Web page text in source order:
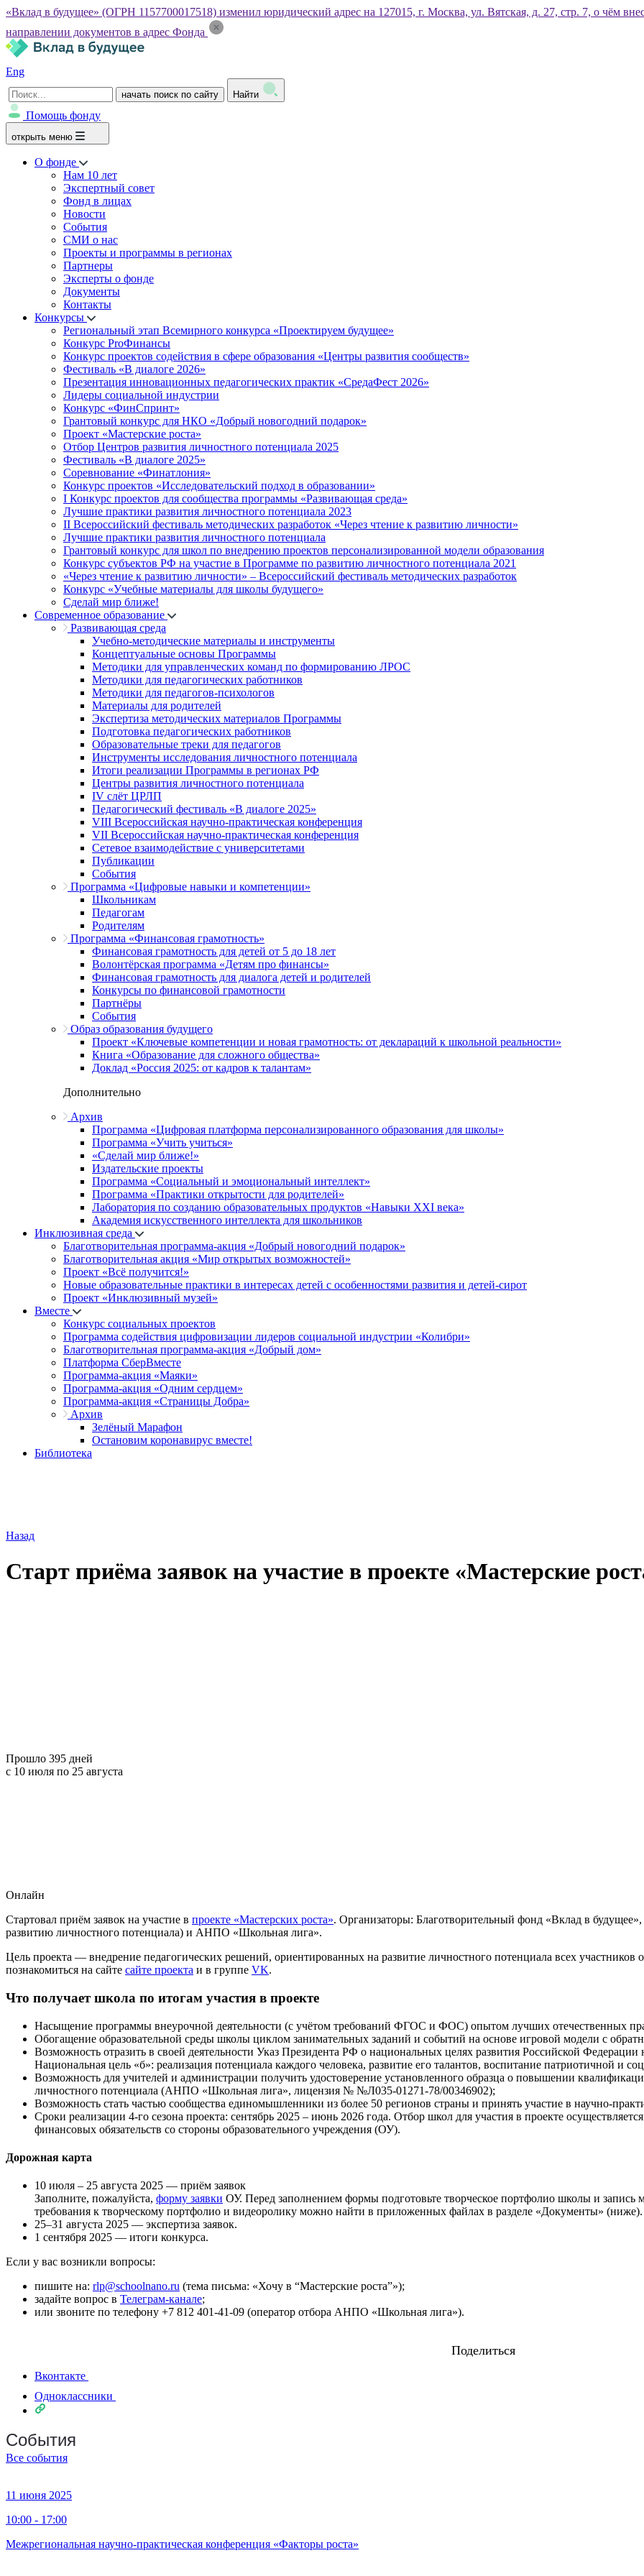
«Вклад в будущее» (ОГРН 1157700017518) изменил юридический адрес на 127015, г. Москва, ул. Вятская, д. 27, стр. 7, о чём
направлении документов в адрес Фонда
Eng
начать поиск по сайту Найти
Помощь фонду
открыть меню
О фонде
Нам 10 лет
Экспертный совет
Фонд в лицах
Новости
События
СМИ о нас
Проекты и программы в регионах
Партнеры
Эксперты о фонде
Документы
Контакты
Конкурсы
Региональный этап Всемирного конкурса «Проектируем будущее»
Конкурс ProФинансы
Конкурс проектов содействия в сфере образования «Центры развития сообществ»
Фестиваль «В диалоге 2026»
Презентация инновационных педагогических практик «СредаФест 2026»
Лидеры социальной индустрии
Конкурс «ФинСпринт»
Грантовый конкурс для НКО «Добрый новогодний подарок»
Проект «Мастерские роста»
Отбор Центров развития личностного потенциала 2025
Фестиваль «В диалоге 2025»
Соревнование «Финатлония»
Конкурс проектов «Исследовательский подход в образовании»
I Конкурс проектов для сообщества программы «Развивающая среда»
Лучшие практики развития личностного потенциала 2023
II Всероссийский фестиваль методических разработок «Через чтение к развитию личности»
Лучшие практики развития личностного потенциала
Грантовый конкурс для школ по внедрению проектов персонализированной модели образования
Конкурс субъектов РФ на участие в Программе по развитию личностного потенциала 2021
«Через чтение к развитию личности» – Всероссийский фестиваль методических разработок
Конкурс «Учебные материалы для школы будущего»
Сделай мир ближе!
Современное образование
Развивающая среда
Учебно-методические материалы и инструменты
Концептуальные основы Программы
Методики для управленческих команд по формированию ЛРОС
Методики для педагогических работников
Методики для педагогов-психологов
Материалы для родителей
Экспертиза методических материалов Программы
Подготовка педагогических работников
Образовательные треки для педагогов
Инструменты исследования личностного потенциала
Итоги реализации Программы в регионах РФ
Центры развития личностного потенциала
IV слёт ЦРЛП
Педагогический фестиваль «В диалоге 2025»
VIII Всероссийская научно-практическая конференция
VII Всероссийская научно-практическая конференция
Сетевое взаимодействие с университетами
Публикации
События
Программа «Цифровые навыки и компетенции»
Школьникам
Педагогам
Родителям
Программа «Финансовая грамотность»
Финансовая грамотность для детей от 5 до 18 лет
Волонтёрская программа «Детям про финансы»
Финансовая грамотность для диалога детей и родителей
Конкурсы по финансовой грамотности
Партнёры
События
Образ образования будущего
Проект «Ключевые компетенции и новая грамотность: от деклараций к школьной реальности»
Книга «Образование для сложного общества»
Доклад «Россия 2025: от кадров к талантам»
Дополнительно
Архив
Программа «Цифровая платформа персонализированного образования для школы»
Программа «Учить учиться»
«Сделай мир ближе!»
Издательские проекты
Программа «Социальный и эмоциональный интеллект»
Программа «Практики открытости для родителей»
Лаборатория по созданию образовательных продуктов «Навыки XXI века»
Академия искусственного интеллекта для школьников
Инклюзивная среда
Благотворительная программа-акция «Добрый новогодний подарок»
Благотворительная акция «Мир открытых возможностей»
Проект «Всё получится!»
Новые образовательные практики в интересах детей с особенностями развития и детей-сирот
Проект «Инклюзивный музей»
Вместе
Конкурс социальных проектов
Программа содействия цифровизации лидеров социальной индустрии «Колибри»
Благотворительная программа-акция «Добрый дом»
Платформа СберВместе
Программа-акция «Маяки»
Программа-акция «Одним сердцем»
Программа-акция «Страницы Добра»
Архив
Зелёный Марафон
Остановим коронавирус вместе!
Библиотека
Назад
Старт приёма заявок на участие в проекте «Мастерские
Прошло 395 дней
c 10 июля по 25 августа
Онлайн
Стартовал приём заявок на участие в проекте «Мастерских роста». Организаторы: Благотворительный фонд «Вклад в
развитию личностного потенциала) и АНПО «Школьная лига».
Цель проекта — внедрение педагогических решений, ориентированных на развитие личностного потенциала всех участников
познакомиться на сайте сайте проекта и в группе VK.
Что получает школа по итогам участия в проекте
Насыщение программы внеурочной деятельности (с учётом требований ФГОС и ФОС) опытом лучших отечественных
Обогащение образовательной среды школы циклом занимательных заданий и событий на основе игровой модели с
Возможность отразить в своей деятельности Указ Президента РФ о национальных целях развития Российской Федерации
Национальная цель «б»: реализация потенциала каждого человека, развитие его талантов, воспитание патриотичной и
Возможность для учителей и администрации получить удостоверение установленного образца о повышении
личностного потенциала (АНПО «Школьная лига», лицензия № №Л035-01271-78/00346902);
Возможность стать частью сообщества единомышленники из более 50 регионов страны и принять участие в научно-
Сроки реализации 4-го сезона проекта: сентябрь 2025 – июнь 2026 года. Отбор школ для участия в проекте
финансовых обязательств со стороны образовательного учреждения (ОУ).
Дорожная карта
10 июля – 25 августа 2025 — приём заявок
Заполните, пожалуйста, форму заявки ОУ. Перед заполнением формы подготовьте творческое портфолио школы и
требования к творческому портфолио и видеоролику можно найти в приложенных файлах в разделе «Документы» (ниже).
25–31 августа 2025 — экспертиза заявок.
1 сентября 2025 — итоги конкурса.
Если у вас возникли вопросы:
пишите на: rlp@schoolnano.ru (тема письма: «Хочу в “Мастерские роста”»);
задайте вопрос в Телеграм-канале;
или звоните по телефону +7 812 401-41-09 (оператор отбора АНПО «Школьная лига»).
Поделиться
Вконтакте
Одноклассники
События
Все события
11 июня 2025
10:00 - 17:00
Межрегиональная научно-практическая конференция «Факторы роста»